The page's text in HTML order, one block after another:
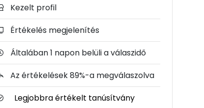
Kezelt profil
Értékelés megjelenítés
Általában 1 napon belüli a válaszidő
Az értékelések 89%-a megválaszolva
Legjobbra értékelt tanúsítvány